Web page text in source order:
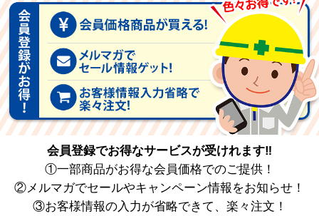
会員登録でお得なサービスが受けれます‼
①一部商品がお得な会員価格でのご提供！
②メルマガでセールやキャンペーン情報をお知らせ！
③お客様情報の入力が省略できて、楽々注文！